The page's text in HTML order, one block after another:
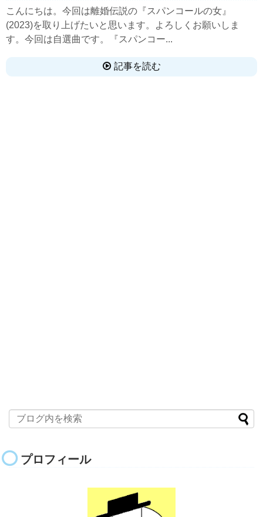
こんにちは。今回は離婚伝説の『スパンコールの女』
(2023)を取り上げたいと思います。よろしくお願いしま
す。今回は自選曲です。『スパンコー...
記事を読む
プロフィール